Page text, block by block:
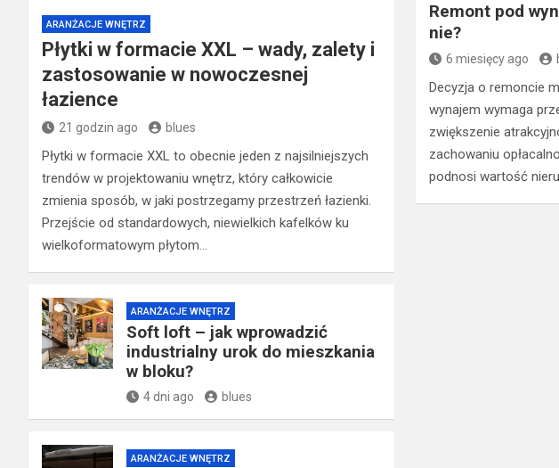
Remont pod
nie?
6 miesięcy ago
Decyzja o remoncie
wynajem wymaga
zwiększenie
zachowaniu
podnosi wartość
ARANŻACJE WNĘTRZ
Płytki w formacie XXL – wady, zalety i
zastosowanie w nowoczesnej
łazience
21 godzin ago blues
Płytki w formacie XXL to obecnie jeden z najsilniejszych
trendów w projektowaniu wnętrz, który całkowicie
zmienia sposób, w jaki postrzegamy przestrzeń łazienki.
Przejście od standardowych, niewielkich kafelków ku
wielkoformatowym płytom…
ARANŻACJE WNĘTRZ
Soft loft – jak wprowadzić
industrialny urok do mieszkania
w bloku?
4 dni ago blues
ARANŻACJE WNĘTRZ